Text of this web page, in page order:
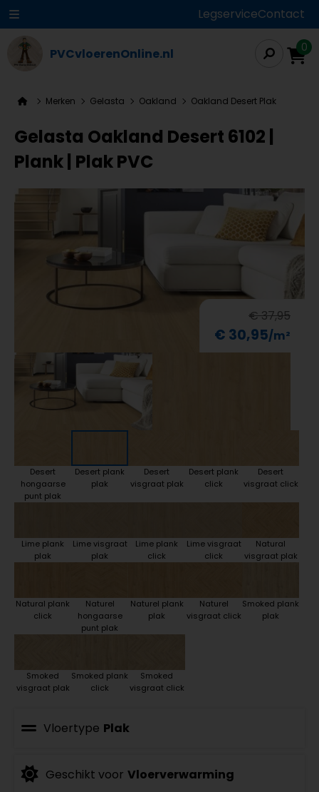
LegserviceContact
PVCvloerenOnline.nl 0
Merken Gelasta Oakland Oakland Desert Plak
Gelasta Oakland Desert 6102 |
Plank | Plak PVC
€ 37,95
€ 30,95
Desert
hongaarse
punt plak
Desert plank
plak
Desert
visgraat plak
Desert plank
click
Desert
visgraat click
Lime plank
plak
Lime visgraat
plak
Lime plank
click
Lime visgraat
click
Natural
visgraat plak
Natural plank
click
Naturel
hongaarse
punt plak
Naturel plank
plak
Naturel
visgraat click
Smoked plank
plak
Smoked
visgraat plak
Smoked plank
click
Smoked
visgraat click
Vloertype Plak
Geschikt voor Vloerverwarming